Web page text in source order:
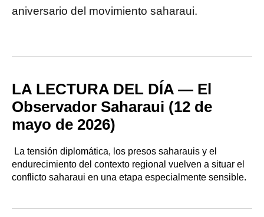
aniversario del movimiento saharaui.
LA LECTURA DEL DÍA — El
Observador Saharaui (12 de
mayo de 2026)
La tensión diplomática, los presos saharauis y el
endurecimiento del contexto regional vuelven a situar el
conflicto saharaui en una etapa especialmente sensible.